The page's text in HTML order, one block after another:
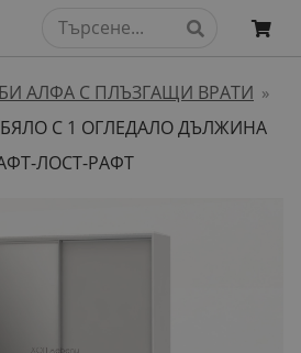
АЛФА С ПЛЪЗГАЩИ ВРАТИ »
С 1 ОГЛЕДАЛО ДЪЛЖИНА
ЛОСТ-РАФТ